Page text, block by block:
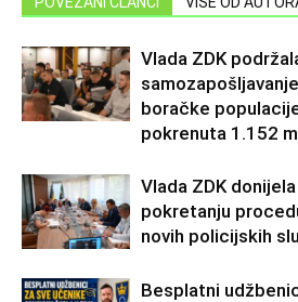
Vlada ZDK
boračke
pokrenuta 1.152
Vlada ZDK
pokretanju
novih policijskih
Besplatni